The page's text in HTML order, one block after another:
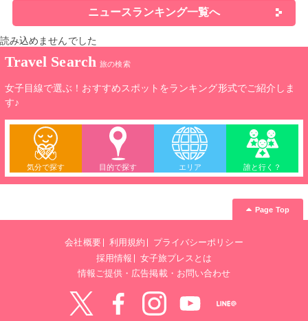
ニュースランキング一覧へ
読み込めませんでした
Travel Search 旅の検索
女子目線で選ぶ！おすすめスポットをランキング形式でご紹介しま
す♪
気分で探す 目的で探す エリア 誰と行く？
Page Top
会社概要 利用規約
プライバシーポリシー
採用情報
女子旅プレスとは
情報ご提供・広告掲載・お問い合わせ